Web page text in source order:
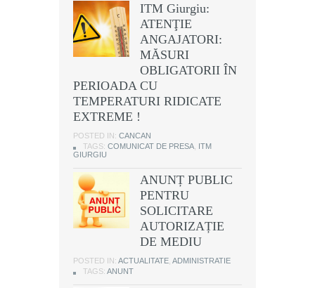
ITM Giurgiu:
ATENŢIE
ANGAJATORI:
MĂSURI
OBLIGATORII ÎN
PERIOADA CU
TEMPERATURI RIDICATE
EXTREME !
POSTED IN: CANCAN
TAGS: COMUNICAT DE PRESA ITM
GIURGIU
ANUNȚ PUBLIC
PENTRU
SOLICITARE
AUTORIZAȚIE
DE MEDIU
POSTED IN: ACTUALITATE ADMINISTRATIE
TAGS: ANUNT